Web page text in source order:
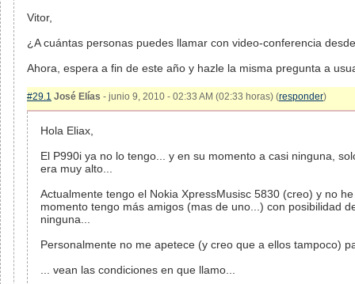
Vitor,
¿A cuántas personas puedes llamar con video-conferencia
Ahora, espera a fin de este año y hazle la misma pregunta a
#29.1 José Elías - junio 9, 2010 - 02:33 AM (02:33 horas) (responder)
Hola Eliax,
El P990i ya no lo tengo... y en su momento a casi ninguna,
era muy alto...
Actualmente tengo el Nokia XpressMusisc 5830 (creo) y no
momento tengo más amigos (mas de uno...) con posibilidad
ninguna...
Personalmente no me apetece (y creo que a ellos tampoco)
... vean las condiciones en que llamo...